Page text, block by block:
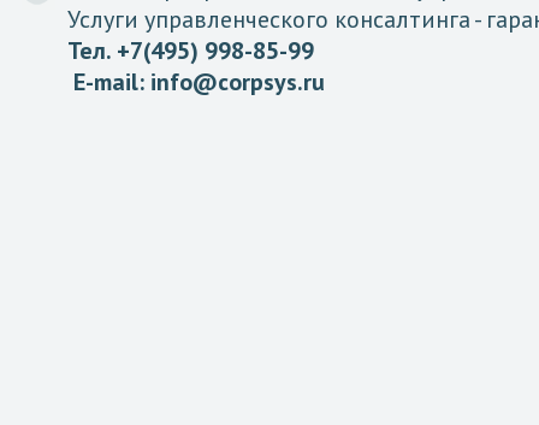
Услуги управленческого консалтинга-
Тел. +7(495) 998-85-99
E-mail: info@corpsys.ru